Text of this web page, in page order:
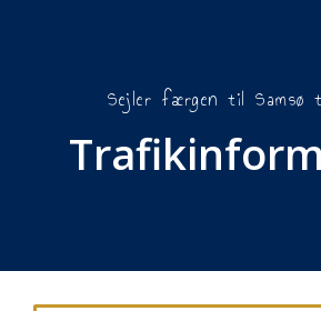
Sejler færgen til Samsø